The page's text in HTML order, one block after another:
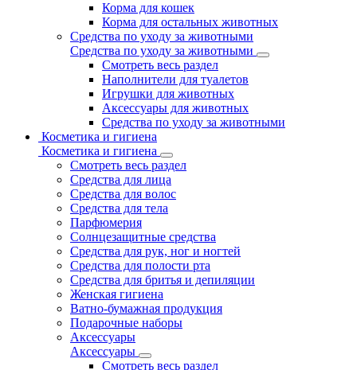
Корма для кошек
Корма для остальных животных
Средства по уходу за животными
Средства по уходу за животными
Смотреть весь раздел
Наполнители для туалетов
Игрушки для животных
Аксессуары для животных
Средства по уходу за животными
Косметика и гигиена
Косметика и гигиена
Смотреть весь раздел
Средства для лица
Средства для волос
Средства для тела
Парфюмерия
Солнцезащитные средства
Средства для рук, ног и ногтей
Средства для полости рта
Средства для бритья и депиляции
Женская гигиена
Ватно-бумажная продукция
Подарочные наборы
Аксессуары
Аксессуары
Смотреть весь раздел